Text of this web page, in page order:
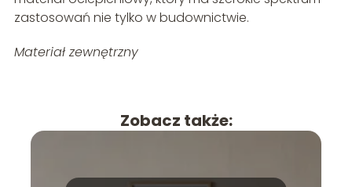
zastosowań nie tylko w budownictwie.
Materiał zewnętrzny
Zobacz także: